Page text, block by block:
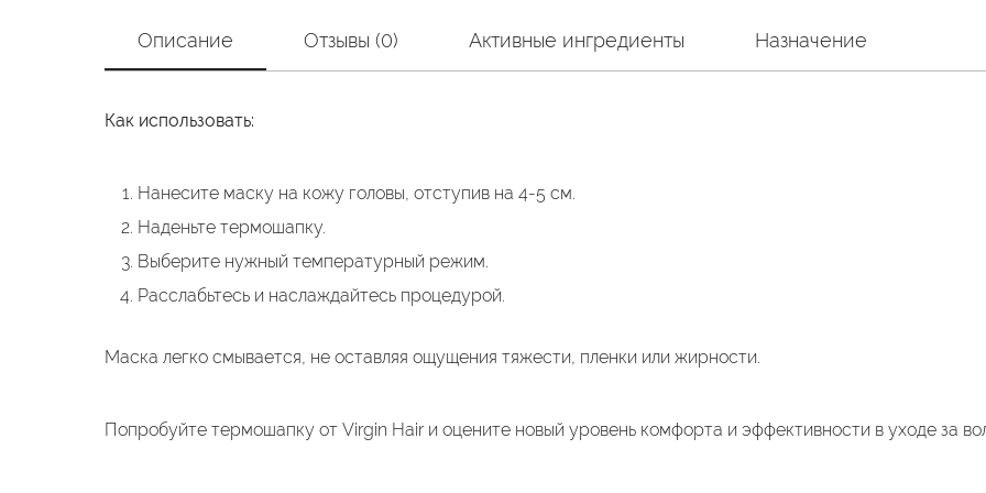
Описание Отзывы (0) Активные ингредиенты Назначение
Как использовать:
Нанесите маску на кожу головы, отступив на 4-5 см.
Наденьте термошапку.
Выберите нужный температурный режим.
Расслабьтесь и наслаждайтесь процедурой.
Маска легко смывается, не оставляя ощущения тяжести, пленки или жирности.
Попробуйте термошапку от Virgin Hair и оцените новый уровень комфорта и эффективности в уходе за